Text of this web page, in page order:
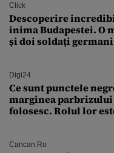
Click
Descoperire
inima Budapestei. O
și doi soldați
Digi24
Ce sunt punctele
marginea parbrizului
folosesc. Rolul lor
Cancan.ro